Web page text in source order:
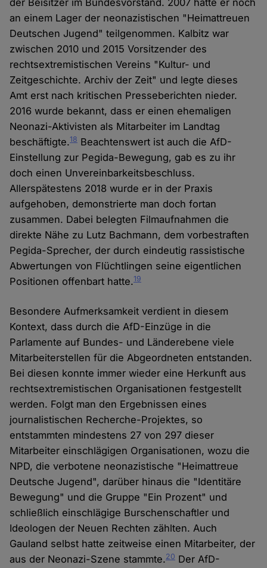
der Beisitzer im Bundesvorstand. 2007 hatte er noch
an einem Lager der neonazistischen "Heimattreuen
Deutschen Jugend" teilgenommen. Kalbitz war
zwischen 2010 und 2015 Vorsitzender des
rechtsextremistischen Vereins "Kultur- und
Zeitgeschichte. Archiv der Zeit" und legte dieses
Amt erst nach kritischen Presseberichten nieder.
2016 wurde bekannt, dass er einen ehemaligen
Neonazi-Aktivisten als Mitarbeiter im Landtag
beschäftigte.18 Beachtenswert ist auch die AfD-
Einstellung zur Pegida-Bewegung, gab es zu ihr
doch einen Unvereinbarkeitsbeschluss.
Allerspätestens 2018 wurde er in der Praxis
aufgehoben, demonstrierte man doch fortan
zusammen. Dabei belegten Filmaufnahmen die
direkte Nähe zu Lutz Bachmann, dem vorbestraften
Pegida-Sprecher, der durch eindeutig rassistische
Abwertungen von Flüchtlingen seine eigentlichen
Positionen offenbart hatte.19
Besondere Aufmerksamkeit verdient in diesem
Kontext, dass durch die AfD-Einzüge in die
Parlamente auf Bundes- und Länderebene viele
Mitarbeiterstellen für die Abgeordneten entstanden.
Bei diesen konnte immer wieder eine Herkunft aus
rechtsextremistischen Organisationen festgestellt
werden. Folgt man den Ergebnissen eines
journalistischen Recherche-Projektes, so
entstammten mindestens 27 von 297 dieser
Mitarbeiter einschlägigen Organisationen, wozu die
NPD, die verbotene neonazistische "Heimattreue
Deutsche Jugend", darüber hinaus die "Identitäre
Bewegung" und die Gruppe "Ein Prozent" und
schließlich einschlägige Burschenschaftler und
Ideologen der Neuen Rechten zählten. Auch
Gauland selbst hatte zeitweise einen Mitarbeiter, der
aus der Neonazi-Szene stammte.20 Der AfD-